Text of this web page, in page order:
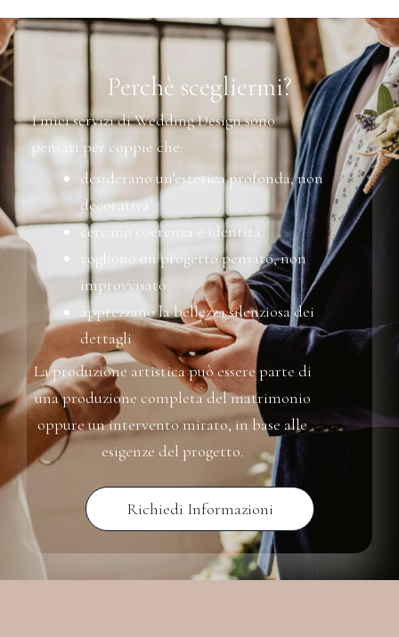
Perchè scegliermi?
I miei servizi di Wedding Design sono
pensati per coppie che:
desiderano un’estetica profonda, non
decorativa
cercano coerenza e identità
vogliono un progetto pensato, non
improvvisato
apprezzano la bellezza silenziosa dei
dettagli
La produzione artistica può essere parte di
una produzione completa del matrimonio
oppure un intervento mirato, in base alle
esigenze del progetto.
Richiedi Informazioni